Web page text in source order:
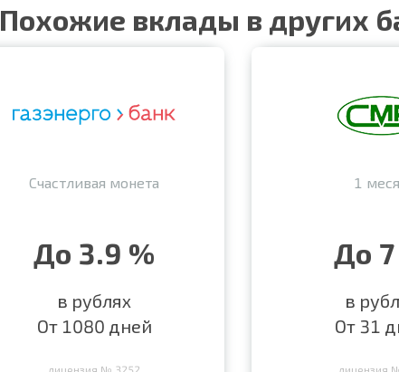
Похожие вклады в других
Счастливая монета
До 3.9 %
в рублях
От 1080 дней
лицензия № 3252
1
До
в
От 31
лицензия